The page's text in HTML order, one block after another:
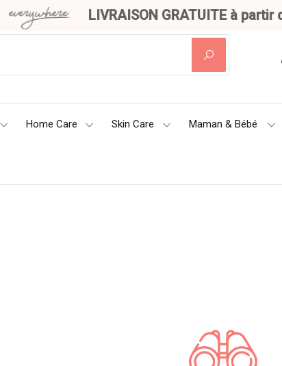
LIVRAISON GRATUITE à partir de
Home Care Skin Care Maman & Bébé